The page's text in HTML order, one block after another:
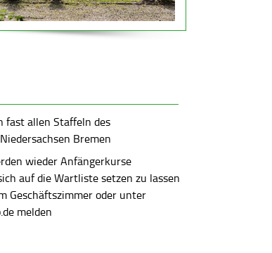
fast allen Staffeln des
Bremen
wieder Anfängerkurse
auf die Wartliste setzen zu lassen
Geschäftszimmer oder unter
melden